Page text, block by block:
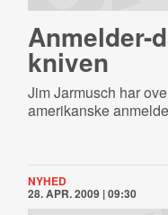
An­mel­der-​
kniven
Jim Jarmusch har
amerikanske
NYHED
28. APR. 2009 | 09:30